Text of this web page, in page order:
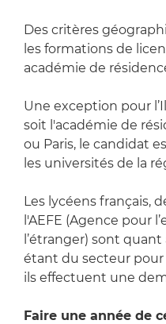
Des critères
les formations de
académie de
Une exception pour
soit l'académie de
ou Paris, le candidat
les universités de la
Les lycéens français,
l'AEFE (Agence pour
l’étranger) sont
étant du secteur
ils effectuent une
Faire une année de